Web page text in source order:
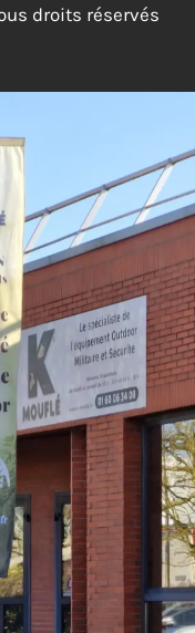
droits réservés